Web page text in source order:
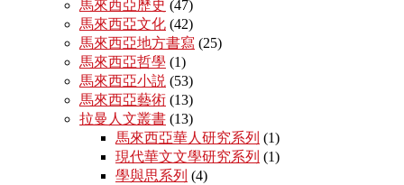
馬來西亞歷史 (47)
馬來西亞文化 (42)
馬來西亞地方書寫 (25)
馬來西亞哲學 (1)
馬來西亞小説 (53)
馬來西亞藝術 (13)
拉曼人文叢書 (13)
馬來西亞華人研究系列 (1)
現代華文文學研究系列 (1)
學與思系列 (4)